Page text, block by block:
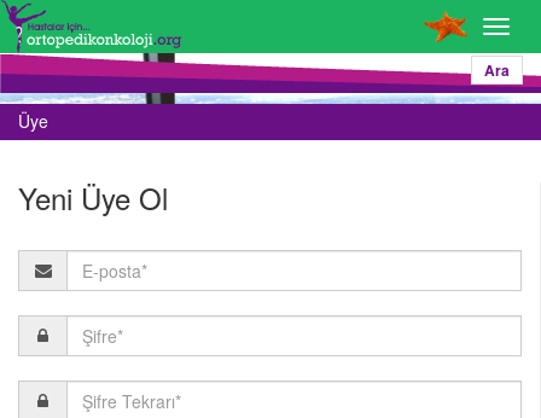
Ara
Üye
Yeni Üye Ol